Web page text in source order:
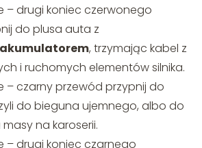
– drugi koniec czerwonego
do plusa auta z
, trzymając kabel z
i ruchomych elementów silnika.
– czarny przewód przypnij do
do bieguna ujemnego, albo do
na karoserii.
– drugi koniec czarnego